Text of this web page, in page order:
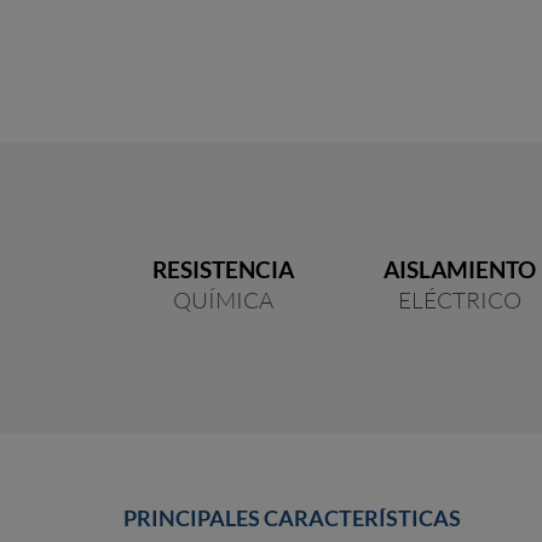
RESISTENCIA
QUÍMICA
AISLAMIENTO
ELÉCTRICO
PRINCIPALES CARACTERÍSTICAS